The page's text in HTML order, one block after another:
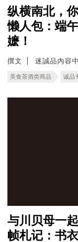
纵横南北，
懒人包：端
嬷！
撰文 迷誠品內容
美食茶酒类商品 诚品
与川贝母一
帧札记：书